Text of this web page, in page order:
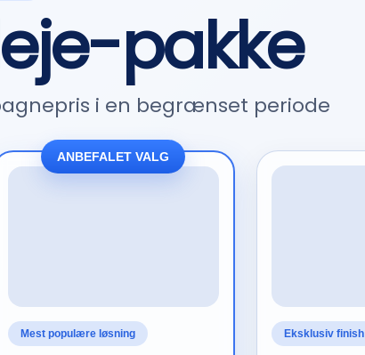
pakke
i en begrænset periode
ANBEFALET VALG
Mest populære løsning Eksklusiv finish